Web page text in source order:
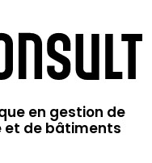
en gestion de
et de bâtiments